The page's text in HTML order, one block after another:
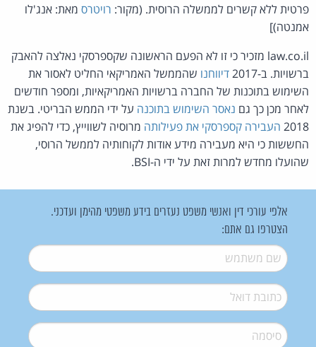
פרטית ללא קשרים לממשלה הרוסית. (מקור: רויטרס מאת: אנג'לו
אמנטה)]
law.co.il מזכיר כי זו לא הפעם הראשונה שקספרסקי נאלצה להאבק
ברשויות. ב-2017
דיווחנו שהממשל האמריקאי החליט לאסור את
השימוש בתוכנות של החברה ברשויות האמריקאיות, ומספר חודשים
לאחר מכן כך גם נאסר השימוש בתוכנה על ידי הממש הבריטי. בשנת
2018 העבירה קספרסקי את פעילותה מרוסיה לשווייץ, כדי להפיג את
החששות כי היא מעבירה מידע אודות לקוחותיה לממשל הרוסי,
שהועלו מחדש למרות זאת על ידי ה-BSI.
אלפי עורכי דין ואנשי משפט נעזרים בידע משפטי מהימן ועדכני.
הצטרפו גם אתם:
שם משתמש*
דואל*
סיסמה*